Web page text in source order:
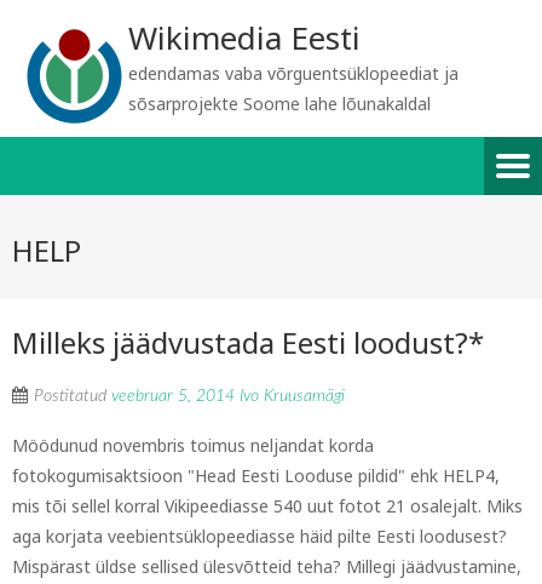
Wikimedia Eesti
edendamas vaba võrguentsüklopeediat ja
sõsarprojekte Soome lahe lõunakaldal
HELP
Milleks jäädvustada Eesti loodust?*
Postitatud veebruar 5, 2014 Ivo Kruusamägi
Möödunud novembris toimus neljandat korda
fotokogumisaktsioon "Head Eesti Looduse pildid" ehk HELP4,
mis tõi sellel korral Vikipeediasse 540 uut fotot 21 osalejalt. Miks
aga korjata veebientsüklopeediasse häid pilte Eesti loodusest?
Mispärast üldse sellised ülesvõtteid teha? Millegi jäädvustamine,